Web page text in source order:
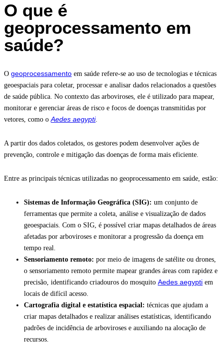
O que é
geoprocessamento em
saúde?
O geoprocessamento em saúde refere-se ao uso de tecnologias e técnicas
geoespaciais para coletar, processar e analisar dados relacionados a questões
de saúde pública. No contexto das arboviroses, ele é utilizado para mapear,
monitorar e gerenciar áreas de risco e focos de doenças transmitidas por
vetores, como oAedes aegypti.
A partir dos dados coletados, os gestores podem desenvolver ações de
prevenção, controle e mitigação das doenças de forma mais eficiente.
Entre as principais técnicas utilizadas no geoprocessamento em saúde, estão:
Sistemas de Informação Geográfica (SIG): um conjunto de
ferramentas que permite a coleta, análise e visualização de dados
geoespaciais. Com o SIG, é possível criar mapas detalhados de áreas
afetadas por arboviroses e monitorar a progressão da doença em
tempo real.
Sensoriamento remoto: por meio de imagens de satélite ou drones,
o sensoriamento remoto permite mapear grandes áreas com rapidez e
precisão, identificando criadouros do mosquito Aedes aegypti em
locais de difícil acesso.
Cartografia digital e estatística espacial: técnicas que ajudam a
criar mapas detalhados e realizar análises estatísticas, identificando
padrões de incidência de arboviroses e auxiliando na alocação de
recursos.